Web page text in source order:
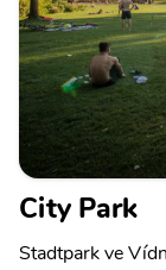
City Park
Stadtpark ve